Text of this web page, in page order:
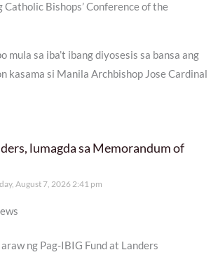
Catholic Bishops’ Conference of the
mula sa iba’t ibang diyosesis sa bansa ang
kasama si Manila Archbishop Jose Cardinal
lumagda sa Memorandum of
August 7, 2026 2:41 pm
ng Pag-IBIG Fund at Landers